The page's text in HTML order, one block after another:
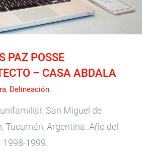
PAZ POSSE
– CASA ABDALA
, Delineación
San Miguel de
Tucumán, Argentina. Año del
1998-1999.